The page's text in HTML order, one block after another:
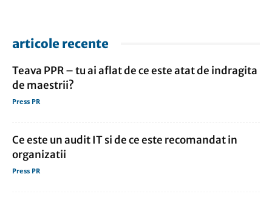
articole recente
Teava PPR – tu ai aflat de ce este atat de indragita
de maestrii?
Press PR
Ce este un audit IT si de ce este recomandat in
organizatii
Press PR